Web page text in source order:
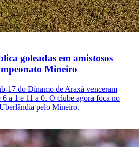
goleadas em amistosos
Mineiro
17 do Dínamo de Araxá venceram
6 a 1 e 11 a 0. O clube agora foca no
pelo Mineiro.